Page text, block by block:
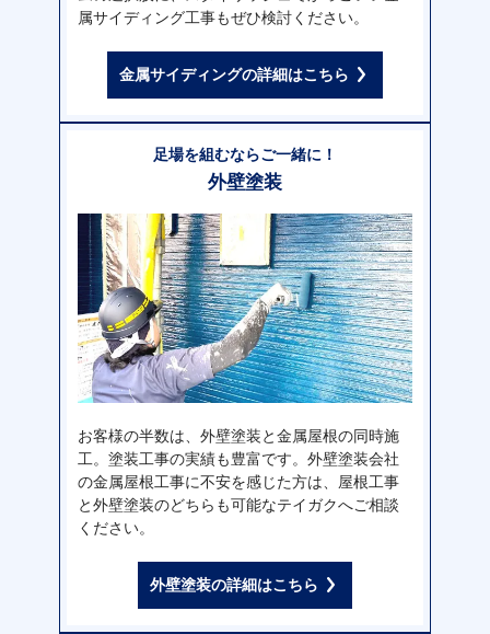
属サイディング工事もぜひ検討ください。
金属サイディングの詳細はこちら
足場を組むならご一緒に！
外壁塗装
お客様の半数は、外壁塗装と金属屋根の同時施
工。塗装工事の実績も豊富です。外壁塗装会社
の金属屋根工事に不安を感じた方は、屋根工事
と外壁塗装のどちらも可能なテイガクへご相談
ください。
外壁塗装の詳細はこちら